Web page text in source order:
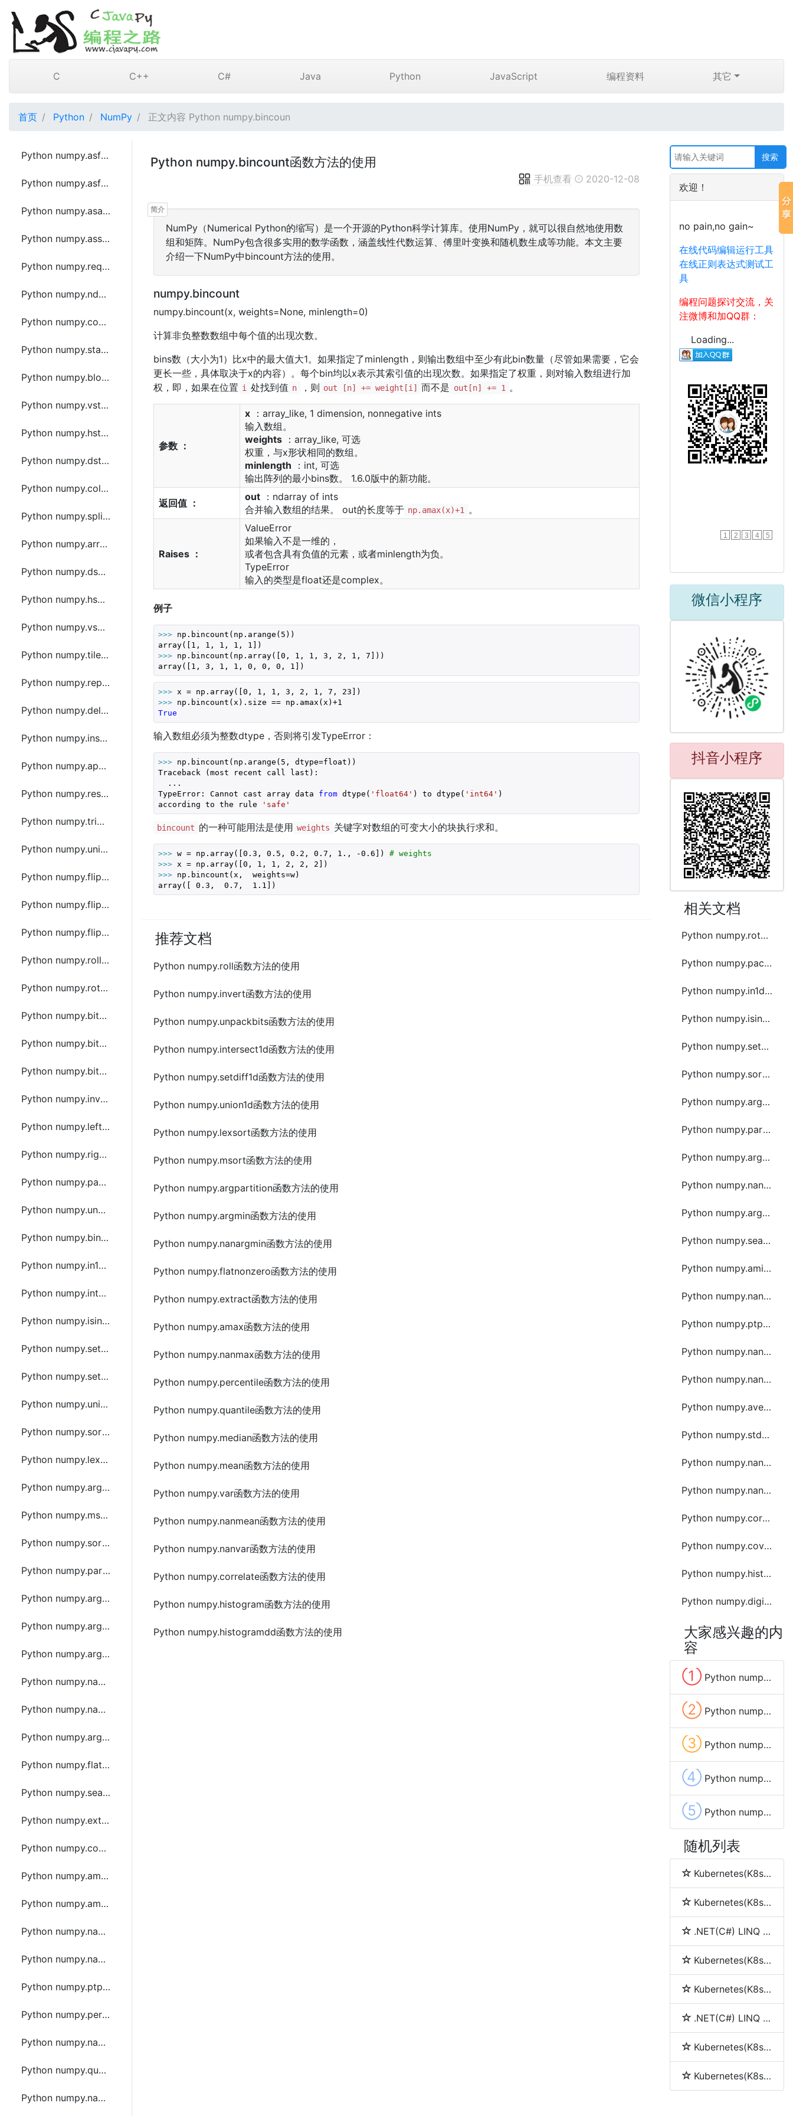
C C++ C# Java Python JavaScript 编程资料 其它
首页 Python NumPy 正文内容 Python numpy.bincoun
Python numpy.asfarray函数方法的使用
Python numpy.asfortranarray函数方法的使用
Python numpy.asarray_chkfinite函数方法的使用
Python numpy.asscalar函数方法的使用
Python numpy.require函数方法的使用
Python numpy.ndarray.item函数方法的使用
Python numpy.concatenate函数方法的使用
Python numpy.stack函数方法的使用
Python numpy.block函数方法的使用
Python numpy.vstack函数方法的使用
Python numpy.hstack函数方法的使用
Python numpy.dstack函数方法的使用
Python numpy.column_stack函数方法的使用
Python numpy.split函数方法的使用
Python numpy.array_split函数方法的使用
Python numpy.dsplit函数方法的使用
Python numpy.hsplit函数方法的使用
Python numpy.vsplit函数方法的使用
Python numpy.tile函数方法的使用
Python numpy.repeat函数方法的使用
Python numpy.delete函数方法的使用
Python numpy.insert函数方法的使用
Python numpy.append函数方法的使用
Python numpy.resize函数方法的使用
Python numpy.trim_zeros函数方法的使用
Python numpy.unique函数方法的使用
Python numpy.flip函数方法的使用
Python numpy.fliplr函数方法的使用
Python numpy.flipud函数方法的使用
Python numpy.roll函数方法的使用
Python numpy.rot90函数方法的使用
Python numpy.bitwise_and函数方法的使用
Python numpy.bitwise_or函数方法的使用
Python numpy.bitwise_xor函数方法的使用
Python numpy.invert函数方法的使用
Python numpy.left_shift函数方法的使用
Python numpy.right_shift函数方法的使用
Python numpy.packbits函数方法的使用
Python numpy.unpackbits函数方法的使用
Python numpy.binary_repr函数方法的使用
Python numpy.in1d函数方法的使用
Python numpy.intersect1d函数方法的使用
Python numpy.isin函数方法的使用
Python numpy.setdiff1d函数方法的使用
Python numpy.setxor1d函数方法的使用
Python numpy.union1d函数方法的使用
Python numpy.sort函数方法的使用
Python numpy.lexsort函数方法的使用
Python numpy.argsort函数方法的使用
Python numpy.msort函数方法的使用
Python numpy.sort_complex函数方法的使用
Python numpy.partition函数方法的使用
Python numpy.argpartition函数方法的使用
Python numpy.argmax函数方法的使用
Python numpy.argmin函数方法的使用
Python numpy.nanargmax函数方法的使用
Python numpy.nanargmin函数方法的使用
Python numpy.argwhere函数方法的使用
Python numpy.flatnonzero函数方法的使用
Python numpy.searchsorted函数方法的使用
Python numpy.extract函数方法的使用
Python numpy.count_nonzero函数方法的使用
Python numpy.amin函数方法的使用
Python numpy.amax函数方法的使用
Python numpy.nanmin函数方法的使用
Python numpy.nanmax函数方法的使用
Python numpy.ptp函数方法的使用
Python numpy.percentile函数方法的使用
Python numpy.nanpercentile函数方法的使用
Python numpy.quantile函数方法的使用
Python numpy.nanquantile函数方法的使用
Python numpy.bincount函数方法的使用
手机查看 2020-12-08
NumPy（Numerical Python的缩写）是一个开源的Python科学计算库。使用NumPy，就可以很自然地使用数
组和矩阵。NumPy包含很多实用的数学函数，涵盖线性代数运算、傅里叶变换和随机数生成等功能。本文主要
介绍一下NumPy中bincount方法的使用。
numpy.bincount
numpy.bincount(x, weights=None, minlength=0)
计算非负整数数组中每个值的出现次数。
bins数（大小为1）比x中的最大值大1。如果指定了minlength，则输出数组中至少有此bin数量（尽管如果需要，它会
更长一些，具体取决于x的内容）。每个bin均以x表示其索引值的出现次数。如果指定了权重，则对输入数组进行加
权，即，如果在位置 i 处找到值 n ，则 out [n] += weight[i] 而不是 out[n] += 1 。
参数 ：
x ：array_like, 1 dimension, nonnegative ints
输入数组。
weights ：array_like, 可选
权重，与x形状相同的数组。
minlength ：int, 可选
输出阵列的最小bins数。 1.6.0版中的新功能。
返回值 ：
out ：ndarray of ints
合并输入数组的结果。 out的长度等于 np.amax(x)+1 。
Raises ：
ValueError
如果输入不是一维的，
或者包含具有负值的元素，或者minlength为负。
TypeError
输入的类型是float还是complex。
例子
>>> np.bincount(np.arange( 5 ))
array([ 1 , 1 , 1 , 1 , 1
>>> np.bincount(np.array([0 , 1 , 1 , 3 , 2 , 1 , 7 ]))
array([ 1 , 3 , 1 , 1 , 0 , 0 , 0 , 1 ])
>>> x = np.array([0 , 1 , 1 , 3 , 2 , 1 , 7 , 23
>>> np.bincount(x).size == np.amax(x)+1
True
输入数组必须为整数dtype，否则将引发TypeError：
>>> np.bincount(np.arange( 5 , dtype=float))
Traceback (most recent call last):
  ...
TypeError: Cannot cast array data from dtype( 'float64' ) to dtype( 'int64' )
according to the rule
'safe'
bincount 的一种可能用法是使用 weights 关键字对数组的可变大小的块执行求和。
>>> w = np.array([0.3 , 0.5 , 0.2 , 0.7 , 1. , -0.6 ]) # weights
>>> x = np.array([0 , 1 , 1 , 2 , 2 , 2
>>> np.bincount(x,  weights=w)
array([ 0.3 , 0.7 , 1.1 ])
推荐文档
Python numpy.roll函数方法的使用
Python numpy.invert函数方法的使用
Python numpy.unpackbits函数方法的使用
Python numpy.intersect1d函数方法的使用
Python numpy.setdiff1d函数方法的使用
Python numpy.union1d函数方法的使用
Python numpy.lexsort函数方法的使用
Python numpy.msort函数方法的使用
Python numpy.argpartition函数方法的使用
Python numpy.argmin函数方法的使用
Python numpy.nanargmin函数方法的使用
Python numpy.flatnonzero函数方法的使用
Python numpy.extract函数方法的使用
Python numpy.amax函数方法的使用
Python numpy.nanmax函数方法的使用
Python numpy.percentile函数方法的使用
Python numpy.quantile函数方法的使用
Python numpy.median函数方法的使用
Python numpy.mean函数方法的使用
Python numpy.var函数方法的使用
Python numpy.nanmean函数方法的使用
Python numpy.nanvar函数方法的使用
Python numpy.correlate函数方法的使用
Python numpy.histogram函数方法的使用
Python numpy.histogramdd函数方法的使用
欢迎！
no pain,no gain~
在线代码编辑运行工具
在线正则表达式测试工
具
编程问题探讨交流，关
注微博和加QQ群：
Loading...
1 2 3 4 5
微信小程序
抖音小程序
相关文档
Python numpy.rot90函数方法的使用
Python numpy.packbits函数方法的使用
Python numpy.in1d函数方法的使用
Python numpy.isin函数方法的使用
Python numpy.setxor1d函数方法的使用
Python numpy.sort函数方法的使用
Python numpy.argsort函数方法的使用
Python numpy.partition函数方法的使用
Python numpy.argmax函数方法的使用
Python numpy.nanargmax函数方法的使用
Python numpy.argwhere函数方法的使用
Python numpy.searchsorted函数方法的使用
Python numpy.amin函数方法的使用
Python numpy.nanmin函数方法的使用
Python numpy.ptp函数方法的使用
Python numpy.nanpercentile函数方法的使用
Python numpy.nanquantile函数方法的使用
Python numpy.average函数方法的使用
Python numpy.std函数方法的使用
Python numpy.nanmedian函数方法的使用
Python numpy.nanstd函数方法的使用
Python numpy.corrcoef函数方法的使用
Python numpy.cov函数方法的使用
Python numpy.histogram2d函数方法的使用
Python numpy.digitize函数方法的使用
大家感兴趣的内
容
① Python numpy.full函数方法的使用
② Python numpy.fromfile函数方法的使用
③ Python numpy.ones函数方法的使用
④ Python numpy.zeros_like函数方法的使用
⑤ Python numpy.cross函数方法的使用
随机列表
Kubernetes(K8s) namespace(命名空间)
Kubernetes(K8s) node(节点)
.NET(C#) LINQ 简介
Kubernetes(K8s) service(服务)
Kubernetes(K8s) pod
.NET(C#) LINQ 中join、into、let和group by的使用
Kubernetes(K8s) Replication Controller(RC)
Kubernetes(K8s) Replica Set (RS)